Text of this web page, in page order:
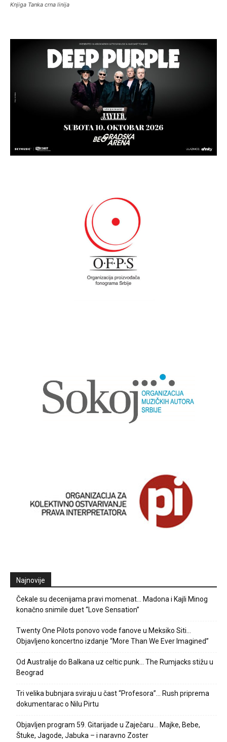
Knjiga Tanka crna linija
Najnovije
Čekale su decenijama pravi momenat… Madona i Kajli Minog
konačno snimile duet “Love Sensation”
Twenty One Pilots ponovo vode fanove u Meksiko Siti…
Objavljeno koncertno izdanje “More Than We Ever Imagined”
Od Australije do Balkana uz celtic punk… The Rumjacks stižu u
Beograd
Tri velika bubnjara sviraju u čast “Profesora”… Rush priprema
dokumentarac o Nilu Pirtu
Objavljen program 59. Gitarijade u Zaječaru… Majke, Bebe,
Štuke, Jagode, Jabuka – i naravno Zoster